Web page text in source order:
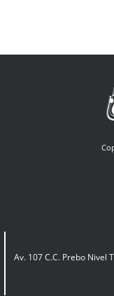
Av. 107 C.C. Prebo Nivel